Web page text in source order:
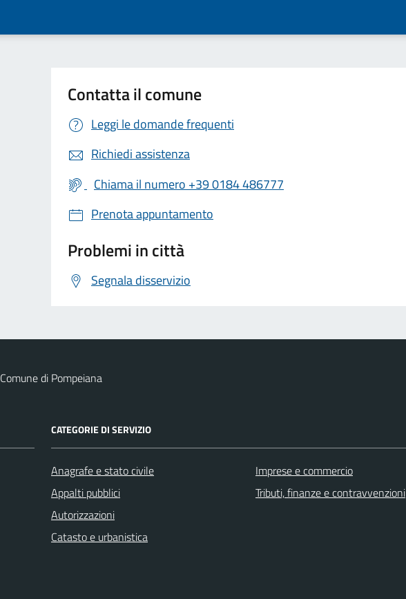
Contatta il comune
Leggi le domande frequenti
Richiedi assistenza
Chiama il numero +39 0184 486777
Prenota appuntamento
Problemi in città
Segnala disservizio
Comune di Pompeiana
CATEGORIE DI SERVIZIO
Anagrafe e stato civile
Appalti pubblici
Autorizzazioni
Catasto e urbanistica
Imprese e commercio
Tributi, finanze e contravvenzioni